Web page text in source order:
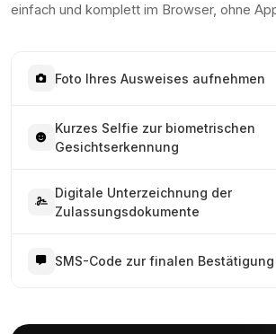
einfach und komplett im Browser, ohne
Foto Ihres Ausweises aufnehmen
Kurzes Selfie zur biometrischen
Gesichtserkennung
Digitale Unterzeichnung der
Zulassungsdokumente
SMS-Code zur finalen